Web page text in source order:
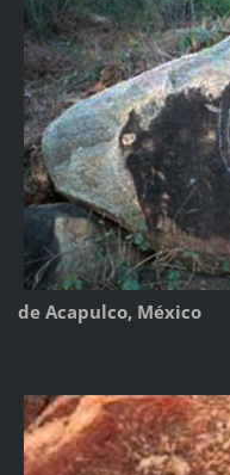
de Acapulco, México